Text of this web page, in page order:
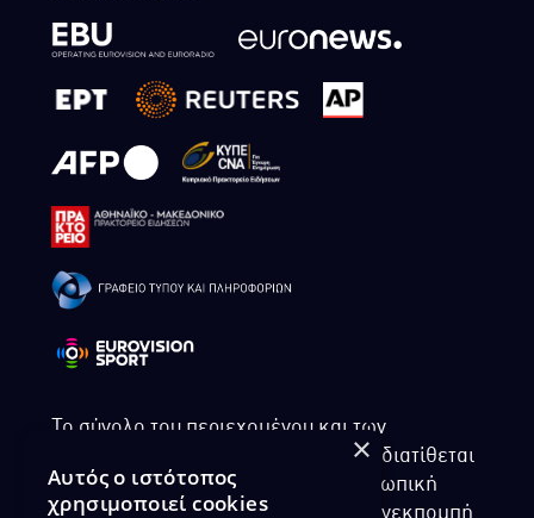
Το σύνολο του περιεχομένου και των
υπηρεσιών της ιστοσελίδας του ΡΙΚ διατίθεται
στους επισκέπτες αυστηρά για προσωπική
×
Αυτός ο ιστότοπος
χρησιμοποιεί cookies